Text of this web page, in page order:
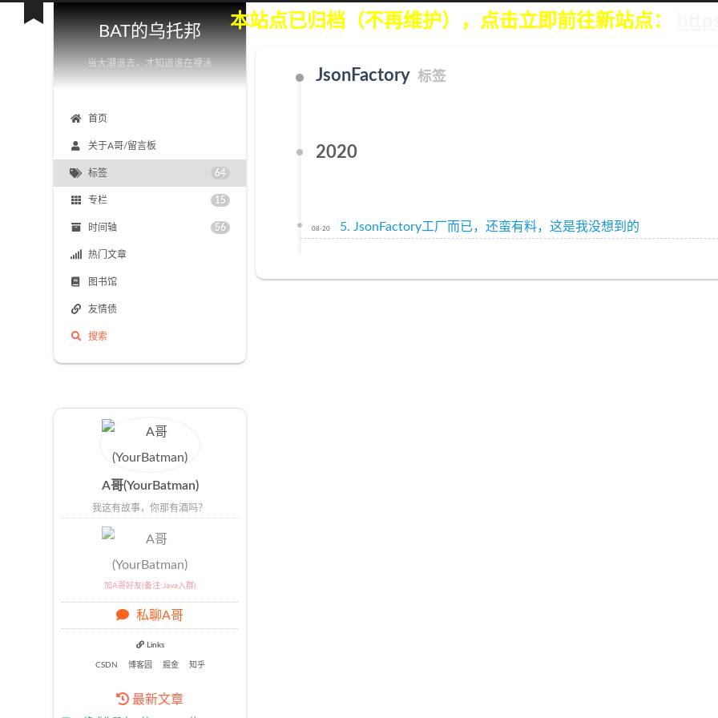
BAT的乌托邦
当大潮退去，才知道谁在裸泳
首页
关于A哥/留言板
标签 64
专栏 15
时间轴 56
热门文章
图书馆
友情债
搜索
本站点已归档（不再维护），点击立即前往新站点：
JsonFactory 标签
2020
08-20 5. JsonFactory工厂而已，还蛮有料，这是我没想到的
A哥(YourBatman)
我这有故事，你那有酒吗？
加A哥好友(备注:Java入群)
私聊A哥
Links
CSDN 博客园 掘金 知乎
最新文章